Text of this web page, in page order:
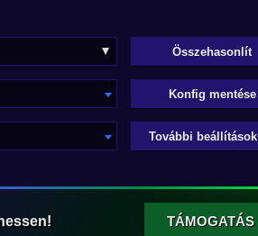
Konfig mentése
További beállítások
TÁMOGATÁS